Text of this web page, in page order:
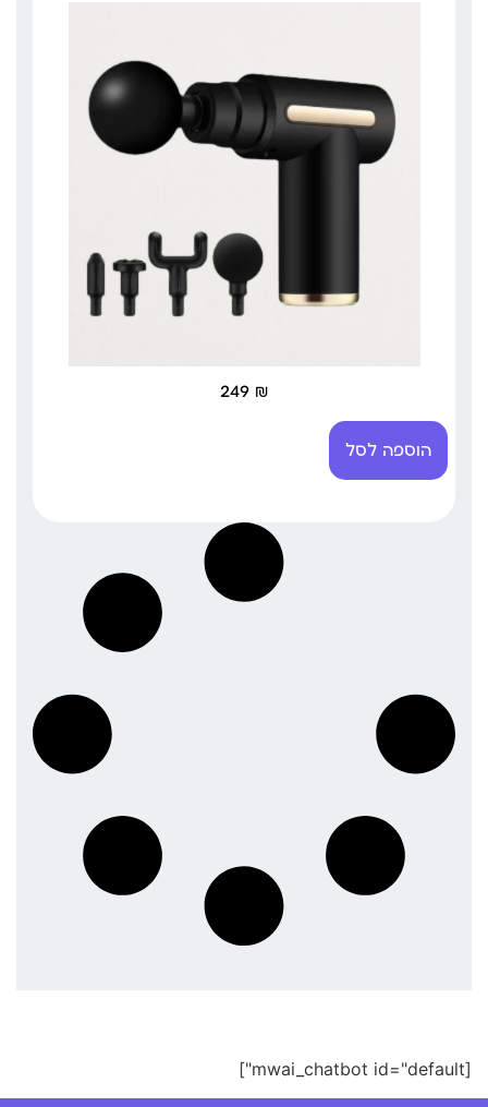
249 ₪
הוספה לסל
[mwai_chatbot id="default"]